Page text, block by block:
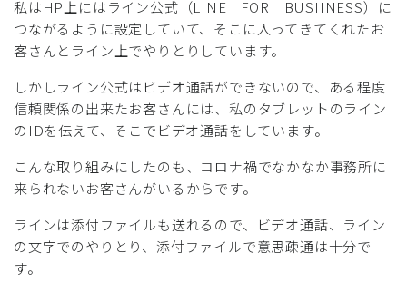
私はHP上にはライン公式（LINE FOR BUSIINESS）に
つながるように設定していて、そこに入ってきてくれたお
客さんとライン上でやりとりしています。
しかしライン公式はビデオ通話ができないので、ある程度
信頼関係の出来たお客さんには、私のタブレットのライン
のIDを伝えて、そこでビデオ通話をしています。
こんな取り組みにしたのも、コロナ禍でなかなか事務所に
来られないお客さんがいるからです。
ラインは添付ファイルも送れるので、ビデオ通話、ライン
の文字でのやりとり、添付ファイルで意思疎通は十分で
す。